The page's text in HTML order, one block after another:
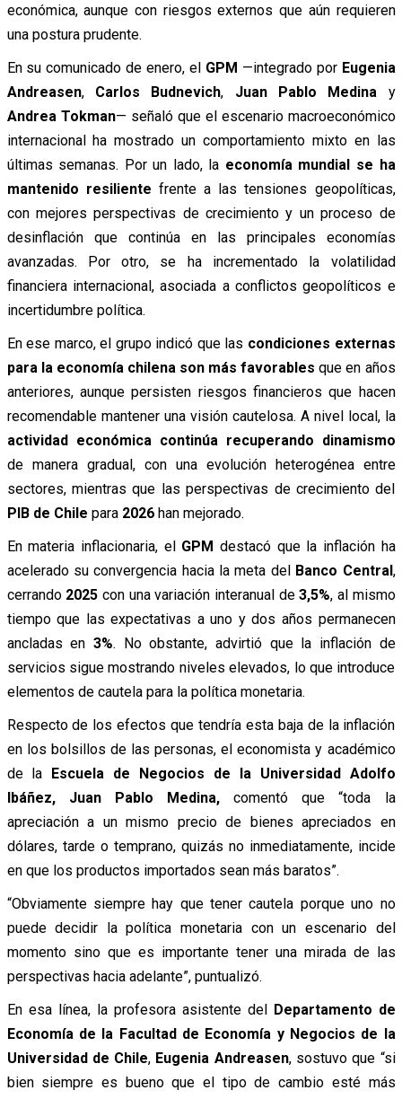
económica, aunque con riesgos externos que aún requieren
una postura prudente.
En su comunicado de enero, el GPM —integrado por Eugenia
Andreasen, Carlos Budnevich, Juan Pablo Medina y
Andrea Tokman— señaló que el escenario macroeconómico
internacional ha mostrado un comportamiento mixto en las
últimas semanas. Por un lado, la economía mundial se ha
mantenido resiliente frente a las tensiones geopolíticas,
con mejores perspectivas de crecimiento y un proceso de
desinflación que continúa en las principales economías
avanzadas. Por otro, se ha incrementado la volatilidad
financiera internacional, asociada a conflictos geopolíticos e
incertidumbre política.
En ese marco, el grupo indicó que las condiciones externas
para la economía chilena son más favorables que en años
anteriores, aunque persisten riesgos financieros que hacen
recomendable mantener una visión cautelosa. A nivel local, la
actividad económica continúa recuperando dinamismo
de manera gradual, con una evolución heterogénea entre
sectores, mientras que las perspectivas de crecimiento del
PIB de Chile para 2026han mejorado.
En materia inflacionaria, el GPM destacó que la inflación ha
acelerado su convergencia hacia la meta del Banco Central,
cerrando 2025 con una variación interanual de3,5%, al mismo
tiempo que las expectativas a uno y dos años permanecen
ancladas en 3%. No obstante, advirtió que la inflación de
servicios sigue mostrando niveles elevados, lo que introduce
elementos de cautela para la política monetaria.
Respecto de los efectos que tendría esta baja de la inflación
en los bolsillos de las personas, el economista y académico
de la Escuela de Negocios de la Universidad Adolfo
Ibáñez, Juan Pablo Medina,comentó que “toda la
apreciación a un mismo precio de bienes apreciados en
dólares, tarde o temprano, quizás no inmediatamente, incide
en que los productos importados sean más baratos”.
“Obviamente siempre hay que tener cautela porque uno no
puede decidir la política monetaria con un escenario del
momento sino que es importante tener una mirada de las
perspectivas hacia adelante”, puntualizó.
En esa línea, la profesora asistente del Departamento de
Economía de la Facultad de Economía y Negocios de la
Universidad de Chile, Eugenia Andreasen, sostuvo que “si
bien siempre es bueno que el tipo de cambio esté más